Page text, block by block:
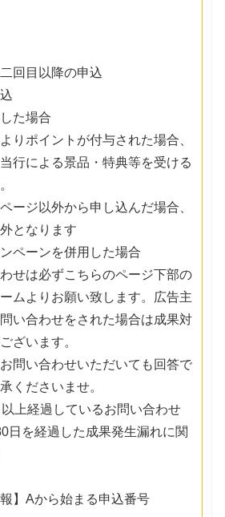
回目以降の申込
た場合
りポイントが付与された場合、
行による景品・特典等を受ける
ージ以外から申し込んだ場合、
となります
ペーンを併用した場合
せは必ずこちらのページ下部の
ムよりお願い致します。広告主
い合わせをされた場合は成果対
ざいます。
問い合わせいただいても回答で
くださいませ。
以上経過しているお問い合わせ
日を経過した成果発生漏れに関
】Aから始まる申込番号